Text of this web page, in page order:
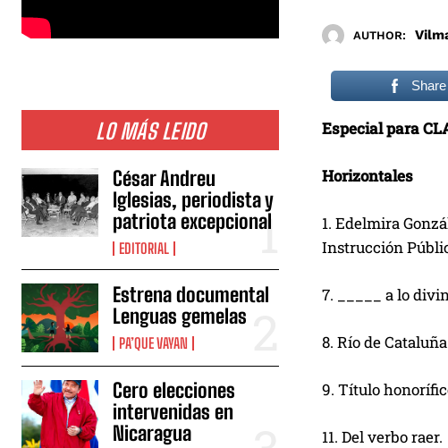
LO MÁS LEIDO
César Andreu
Iglesias, periodista y
patriota excepcional
EDITORIAL
Estrena documental
Lenguas gemelas
PA’QUE VAYAN
Cero elecciones
intervenidas en
Nicaragua
AUTHOR:
Especial para
Horizontales
1. Edelmira
Instrucción
7. _____ a lo
8. Río de
9. Título
11. Del verbo raer.